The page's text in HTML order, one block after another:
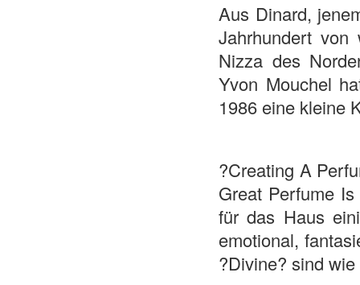
Aus Dinard,
Jahrhundert
Nizza des
Yvon Mouchel
1986 eine kleine
?Creating A
Great Perfume
für das Haus
emotional,
?Divine? sind